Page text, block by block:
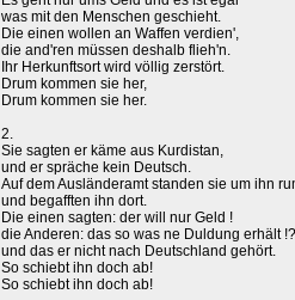
was mit den Menschen geschieht.
Die einen wollen an Waffen verdien',
die and'ren müssen deshalb flieh'n.
Ihr Herkunftsort wird völlig zerstört.
Drum kommen sie her,
Drum kommen sie her.
2.
Sie sagten er käme aus Kurdistan,
und er spräche kein Deutsch.
Auf dem Ausländeramt standen sie um ihn
und begafften ihn dort.
Die einen sagten: der will nur Geld !
die Anderen: das so was ne Duldung erhält !?
und das er nicht nach Deutschland gehört.
So schiebt ihn doch ab!
So schiebt ihn doch ab!